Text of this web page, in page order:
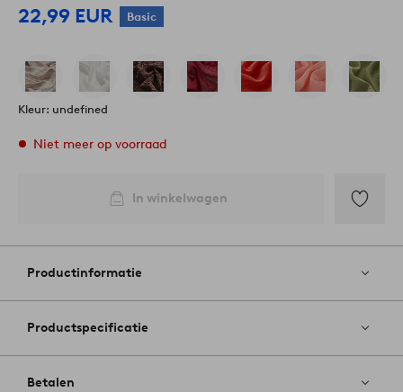
22,99 EUR Basic
Kleur: undefined
Niet meer op voorraad
In winkelwagen
aan
Productinformatie
Productspecificatie
Betalen